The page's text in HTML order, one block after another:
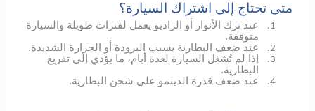
متى تحتاج إلى اشتراك السيارة؟
1.
عند ترك الأنوار أو الراديو يعمل لفترات طويلة والسيارة
متوقفة.
2. عند ضعف البطارية بسبب البرودة أو الحرارة الشديدة.
3.
إذا لم تُشغل السيارة لعدة أيام، ما يؤدي إلى تفريغ
البطارية.
4. عند ضعف قدرة الدينمو على شحن البطارية.